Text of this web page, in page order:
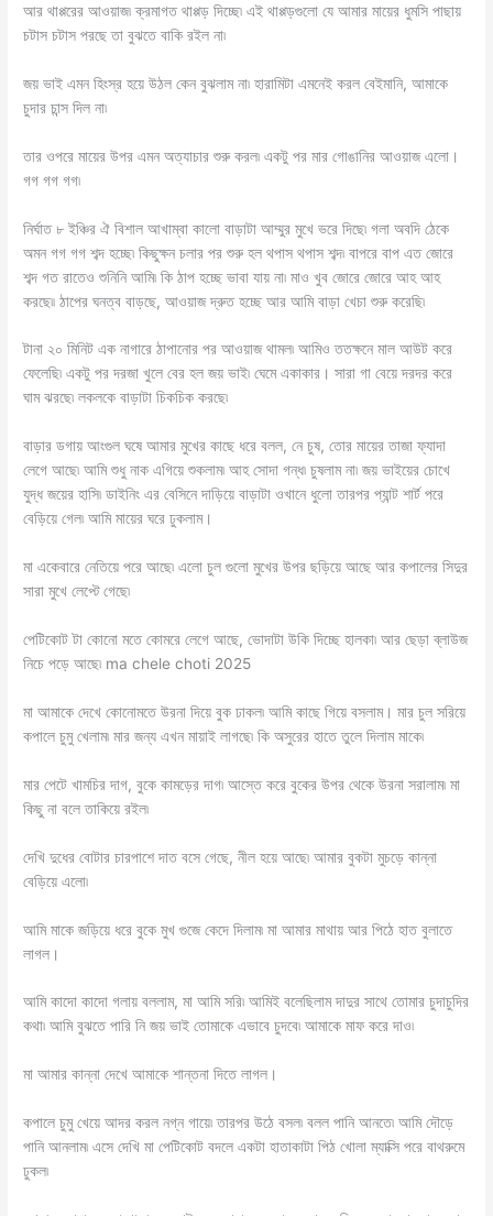
আর থাপ্পরের আওয়াজ৷ ক্রমাগত থাপ্পড় দিচ্ছে৷ এই থাপ্পড়গুলো যে আমার মায়ের ধুমসি পাছায়
চটাস চটাস পরছে তা বুঝতে বাকি রইল না৷
জয় ভাই এমন হিংস্র হয়ে উঠল কেন বুঝলাম না৷ হারামিটা এমনেই করল বেইমানি, আমাকে
চুদার চান্স দিল না৷
তার ওপরে মায়ের উপর এমন অত্যাচার শুরু করল৷ একটু পর মার গোঙানির আওয়াজ এলো।
গগ গগ গগ৷
নির্ঘাত ৮ ইঞ্চির ঐ বিশাল আখাম্বা কালো বাড়াটা আম্মুর মুখে ভরে দিছে৷ গলা অবদি ঠেকে
অমন গগ গগ শব্দ হচ্ছে৷ কিছুক্ষন চলার পর শুরু হল থপাস থপাস শব্দ৷ বাপরে বাপ এত জোরে
শব্দ গত রাতেও শুনিনি আমি৷ কি ঠাপ হচ্ছে ভাবা যায় না৷ মাও খুব জোরে জোরে আহ আহ
করছে৷৷ ঠাপের ঘনত্ব বাড়ছে, আওয়াজ দ্রুত হচ্ছে আর আমি বাড়া খেচা শুরু করেছি৷
টানা ২০ মিনিট এক নাগারে ঠাপানোর পর আওয়াজ থামল৷ আমিও ততক্ষনে মাল আউট করে
ফেলেছি৷ একটু পর দরজা খুলে বের হল জয় ভাই৷ ঘেমে একাকার। সারা গা বেয়ে দরদর করে
ঘাম ঝরছে৷ লকলকে বাড়াটা চিকচিক করছে৷
বাড়ার ডগায় আংগুল ঘষে আমার মুখের কাছে ধরে বলল, নে চুষ, তোর মায়ের তাজা ফ্যাদা
লেগে আছে৷ আমি শুধু নাক এগিয়ে শুকলাম৷ আহ সোদা গন্ধ৷ চুষলাম না৷ জয় ভাইয়ের চোখে
যুদ্ধ জয়ের হাসি৷ ডাইনিং এর বেসিনে দাড়িয়ে বাড়াটা ওখানে ধুলো তারপর প্যান্ট শার্ট পরে
বেড়িয়ে গেল৷ আমি মায়ের ঘরে ঢুকলাম।
মা একেবারে নেতিয়ে পরে আছে৷ এলো চুল গুলো মুখের উপর ছড়িয়ে আছে আর কপালের সিদুর
সারা মুখে লেপ্টে গেছে৷
পেটিকোট টা কোনো মতে কোমরে লেগে আছে, ভোদাটা উকি দিচ্ছে হালকা৷ আর ছেড়া ব্লাউজ
নিচে পড়ে আছে৷ ma chele choti 2025
মা আমাকে দেখে কোনোমতে উরনা দিয়ে বুক ঢাকল৷ আমি কাছে গিয়ে বসলাম। মার চুল সরিয়ে
কপালে চুমু খেলাম৷ মার জন্য এখন মায়াই লাগছে৷ কি অসুরের হাতে তুলে দিলাম মাকে৷
মার পেটে খামচির দাগ, বুকে কামড়ের দাগ৷ আস্তে করে বুকের উপর থেকে উরনা সরালাম৷ মা
কিছু না বলে তাকিয়ে রইল৷
দেখি দুধের বোটার চারপাশে দাত বসে গেছে, নীল হয়ে আছে৷ আমার বুকটা মুচড়ে কান্না
বেড়িয়ে এলো৷
আমি মাকে জড়িয়ে ধরে বুকে মুখ গুজে কেদে দিলাম৷ মা আমার মাথায় আর পিঠে হাত বুলাতে
লাগল।
আমি কাদো কাদো গলায় বললাম, মা আমি সরি৷ আমিই বলেছিলাম দাদুর সাথে তোমার চুদাচুদির
কথা৷ আমি বুঝতে পারি নি জয় ভাই তোমাকে এভাবে চুদবে৷ আমাকে মাফ করে দাও৷
মা আমার কান্না দেখে আমাকে শান্তনা দিতে লাগল।
কপালে চুমু খেয়ে আদর করল নগ্ন গায়ে৷ তারপর উঠে বসল৷ বলল পানি আনতে৷ আমি দৌড়ে
পানি আনলাম৷ এসে দেখি মা পেটিকোট বদলে একটা হাতাকাটা পিঠ খোলা ম্যাক্সি পরে বাথরুমে
ঢুকল৷